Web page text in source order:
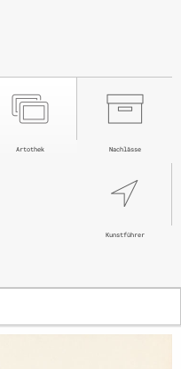
Nachlässe
Artothek
Kunstführer